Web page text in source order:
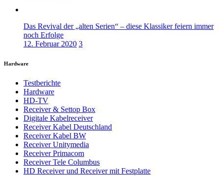
Das Revival der „alten Serien“ – diese Klassiker feiern immer
noch Erfolge
12. Februar 2020 3
Hardware
Testberichte
Hardware
HD-TV
Receiver & Settop Box
Digitale Kabelreceiver
Receiver Kabel Deutschland
Receiver Kabel BW
Receiver Unitymedia
Receiver Primacom
Receiver Tele Columbus
HD Receiver und Receiver mit Festplatte